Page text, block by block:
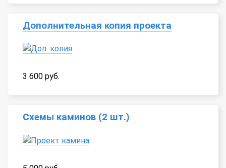
Дополнительная копия проекта
3 600 руб.
Схемы каминов (2 шт.)